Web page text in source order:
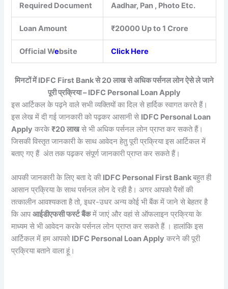
Required Document Aadhar, Pan , Photo Etc.
Loan Amount ₹20000 Up to 1 Crore
Official Website Click Here
मिनटों में IDFC First Bank से 20 लाख से अधिक पर्सनल लोन ऐसे ले जाने
पूरी प्रक्रिया – IDFC Personal Loan Apply
इस आर्टिकल के पढ़ने वाले सभी व्यक्तियों का दिल से हार्दिक स्वागत करते हैं।
इस लेख में दी गई जानकारी को पढ़कर आसानी से IDFC Personal Loan
Apply करके₹20 लाखसे भी अधिक पर्सनल लोन प्राप्त कर सकते हैं।
जिसकी विस्तृत जानकारी के साथ आवेदन हेतु पूरी प्रक्रिया इस आर्टिकल में
बताए गए हैं अंत तक पढ़कर संपूर्ण जानकारी प्राप्त कर सकते हैं।
आपकी जानकारी के लिए बता दे की IDFC Personal First Bankबहुत ही
आसान प्रक्रिया के साथ पर्सनल लोन दे रही है। अगर आपको पैसों की
तत्कालीन आवश्यकता है तो, इधर-उधर अन्य कोई भी बैंक में जाने से बेहतर है
कि आपआईडीएफसी फर्स्ट बैंकमें जाएं और वहां से ऑफलाइन प्रक्रिया के
माध्यम से भी आवेदन करके पर्सनल लोन प्राप्त कर सकते हैं । हालांकि इस
आर्टिकल में हम आपको IDFC Personal Loan Apply करने की पूरी
प्रक्रिया बताने वाला हूं।